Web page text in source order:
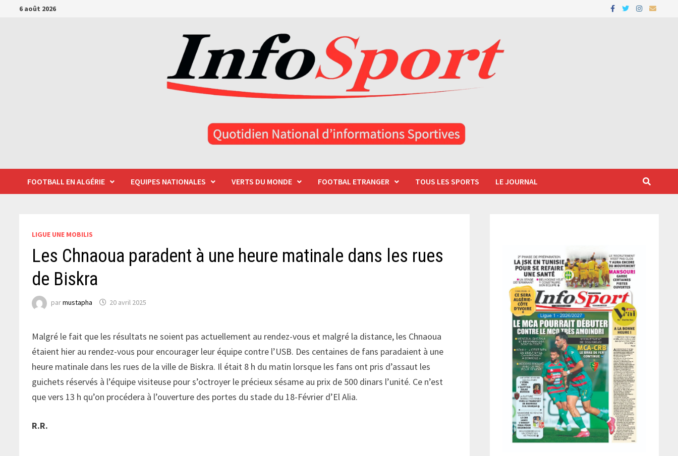
Passer6 août 2026
FOOTBALL EN ALGÉRIE EQUIPES NATIONALES VERTS DU MONDE FOOTBAL ETRANGER TOUS LES SPORTS LE JOURNAL
LIGUE UNE MOBILIS
Les Chnaoua paradent à une heure matinale dans les rues
de Biskra
parmustapha 20 avril 2025
Malgré le fait que les résultats ne soient pas actuellement au rendez-vous et malgré la distance, les Chnaoua
étaient hier au rendez-vous pour encourager leur équipe contre l’USB. Des centaines de fans paradaient à une
heure matinale dans les rues de la ville de Biskra. Il était 8 h du matin lorsque les fans ont pris d’assaut les
guichets réservés à l’équipe visiteuse pour s’octroyer le précieux sésame au prix de 500 dinars l’unité. Ce n’est
que vers 13 h qu’on procédera à l’ouverture des portes du stade du 18-Février d’El Alia.
R.R.